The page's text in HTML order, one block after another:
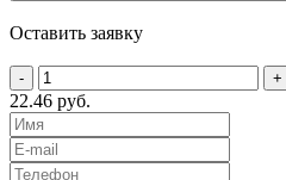
Оставить заявку
- +
22.46 руб.